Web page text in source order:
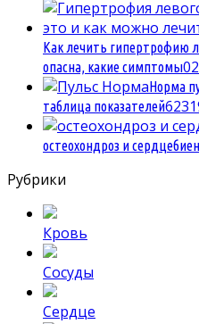
Как лечить гипертрофию
опасна, какие симптомы0
Норма
таблица показателей6
остеохондроз и
Рубрики
Кровь
Сосуды
Сердце